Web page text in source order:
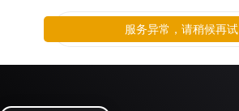
服务异常，请稍候再试